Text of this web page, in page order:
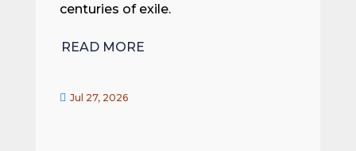
centuries of exile.
READ MORE
 Jul 27, 2026